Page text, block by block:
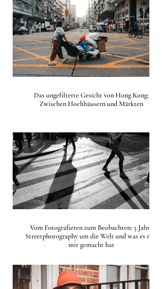
Das ungefilterte Gesicht von Hong Kong:
Zwischen Hochhäusern und Märkten
Vom Fotografieren zum Beobachten: 5 Jahre
Streetphotography um die Welt und was es mit
mir gemacht hat